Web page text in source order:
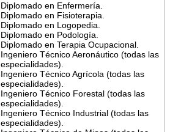
Diplomado en Enfermería.
Diplomado en Fisioterapia.
Diplomado en Logopedia.
Diplomado en Podología.
Diplomado en Terapia Ocupacional.
Ingeniero Técnico Aeronáutico (todas las
especialidades).
Ingeniero Técnico Agrícola (todas las
especialidades).
Ingeniero Técnico Forestal (todas las
especialidades).
Ingeniero Técnico Industrial (todas las
especialidades).